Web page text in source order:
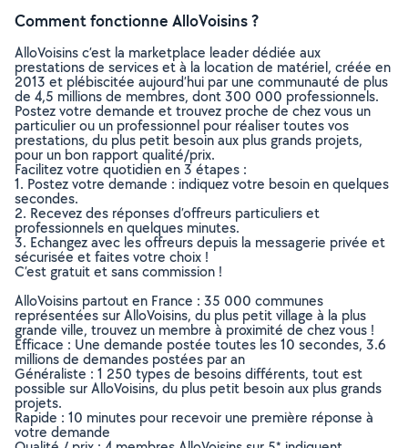
Comment fonctionne AlloVoisins ?
AlloVoisins c’est la marketplace leader dédiée aux
prestations de services et à la location de matériel, créée en
2013 et plébiscitée aujourd’hui par une communauté de plus
de 4,5 millions de membres, dont 300 000 professionnels.
Postez votre demande et trouvez proche de chez vous un
particulier ou un professionnel pour réaliser toutes vos
prestations, du plus petit besoin aux plus grands projets,
pour un bon rapport qualité/prix.
Facilitez votre quotidien en 3 étapes :
1. Postez votre demande : indiquez votre besoin en quelques
secondes.
2. Recevez des réponses d’offreurs particuliers et
professionnels en quelques minutes.
3. Echangez avec les offreurs depuis la messagerie privée et
sécurisée et faites votre choix !
C’est gratuit et sans commission !
AlloVoisins partout en France : 35 000 communes
représentées sur AlloVoisins, du plus petit village à la plus
grande ville, trouvez un membre à proximité de chez vous !
Efficace : Une demande postée toutes les 10 secondes, 3.6
millions de demandes postées par an
Généraliste : 1 250 types de besoins différents, tout est
possible sur AlloVoisins, du plus petit besoin aux plus grands
projets.
Rapide : 10 minutes pour recevoir une première réponse à
votre demande